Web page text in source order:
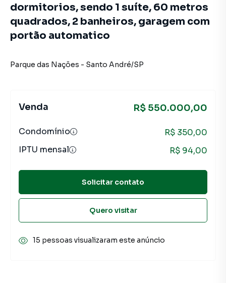
dormitorios, sendo 1 suíte, 60 metros
quadrados, 2 banheiros, garagem com
portão automatico
Parque das Nações - Santo André/SP
Venda R$ 550.000,00
Condomínio
R$ 350,00
IPTU mensal
R$ 94,00
Solicitar contato
Quero visitar
15 pessoas visualizaram este anúncio